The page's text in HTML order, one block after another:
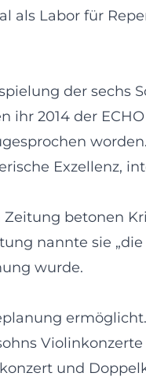
als Labor für
der sechs
ihr 2014 der
Exzellenz,
Zeitung betonen
nannte sie
wurde.
und